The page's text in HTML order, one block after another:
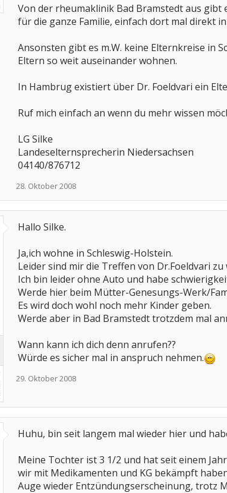
Von der rheumaklinik Bad Bramstedt aus gibt
für die ganze Familie, einfach dort mal direkt
Ansonsten gibt es m.W. keine Elternkreise in
Eltern so weit auseinander wohnen.
In Hambrug existiert über Dr. Foeldvari ein
Ruf mich einfach an wenn du mehr wissen
LG Silke
Landeselternsprecherin Niedersachsen
04140/876712
28. Oktober 2008
Hallo Silke.
Ja,ich wohne in Schleswig-Holstein.
Leider sind mir die Treffen von Dr.Foeldvari
Ich bin leider ohne Auto und habe
Werde hier beim Mütter-Genesungs-Werk/
Es wird doch wohl noch mehr Kinder geben.
Werde aber in Bad Bramstedt trotzdem mal
Wann kann ich dich denn anrufen??
Würde es sicher mal in anspruch nehmen.
29. Oktober 2008
Huhu, bin seit langem mal wieder hier und
Meine Tochter ist 3 1/2 und hat seit einem
wir mit Medikamenten und KG bekämpft
Auge wieder Entzündungserscheinung, trotz